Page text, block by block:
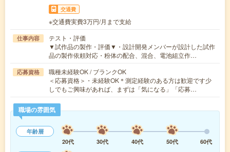
交通費
※交通費実費3万円/月まで支給
仕事内容
テスト・評価
▼試作品の製作・評価▼・設計開発メンバーが設計した試作
品の製作依頼対応・粉体の配合、混合、電池組立作…
応募資格
職種未経験OK / ブランクOK
＜応募資格＞・未経験OK＊測定経験のある方は歓迎です少
しでもご興味があれば、まずは「気になる」「応募…
職場の雰囲気
年齢層
20代
30代 40代 50代
60代